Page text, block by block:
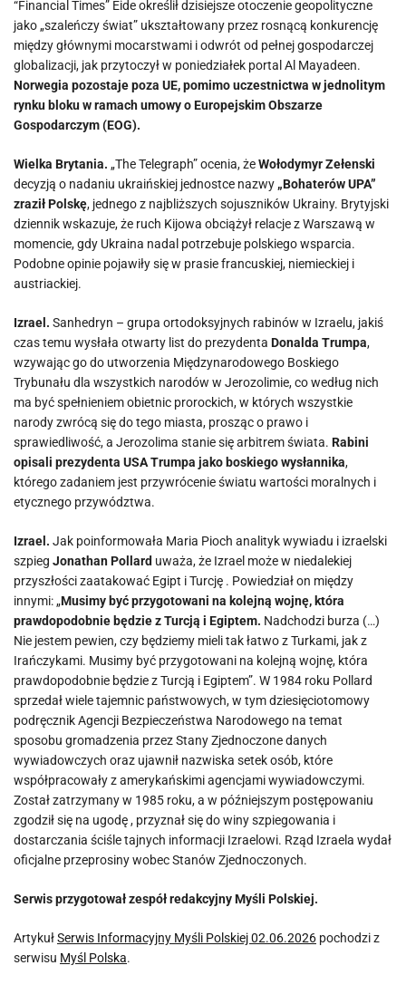
“Financial Times” Eide określił dzisiejsze otoczenie geopolityczne
jako „szaleńczy świat” ukształtowany przez rosnącą konkurencję
między głównymi mocarstwami i odwrót od pełnej gospodarczej
globalizacji, jak przytoczył w poniedziałek portal Al Mayadeen.
Norwegia pozostaje poza UE, pomimo uczestnictwa w jednolitym
rynku bloku w ramach umowy o Europejskim Obszarze
Gospodarczym (EOG).
Wielka Brytania. „The Telegraph” ocenia, żeWołodymyr Zełenski
decyzją o nadaniu ukraińskiej jednostce nazwy „Bohaterów UPA”
zraził Polskę, jednego z najbliższych sojuszników Ukrainy. Brytyjski
dziennik wskazuje, że ruch Kijowa obciążył relacje z Warszawą w
momencie, gdy Ukraina nadal potrzebuje polskiego wsparcia.
Podobne opinie pojawiły się w prasie francuskiej, niemieckiej i
austriackiej.
Izrael. Sanhedryn – grupa ortodoksyjnych rabinów w Izraelu, jakiś
czas temu wysłała otwarty list do prezydenta Donalda Trumpa,
wzywając go do utworzenia Międzynarodowego Boskiego
Trybunału dla wszystkich narodów w Jerozolimie, co według nich
ma być spełnieniem obietnic prorockich, w których wszystkie
narody zwrócą się do tego miasta, prosząc o prawo i
sprawiedliwość, a Jerozolima stanie się arbitrem świata. Rabini
opisali prezydenta USA Trumpa jako boskiego wysłannika,
którego zadaniem jest przywrócenie światu wartości moralnych i
etycznego przywództwa.
Izrael. Jak poinformowała Maria Pioch analityk wywiadu i izraelski
szpieg Jonathan Pollard uważa, że Izrael może w niedalekiej
przyszłości zaatakować Egipt i Turcję . Powiedział on między
innymi: „Musimy być przygotowani na kolejną wojnę, która
prawdopodobnie będzie z Turcją i Egiptem. Nadchodzi burza (…)
Nie jestem pewien, czy będziemy mieli tak łatwo z Turkami, jak z
Irańczykami. Musimy być przygotowani na kolejną wojnę, która
prawdopodobnie będzie z Turcją i Egiptem”. W 1984 roku Pollard
sprzedał wiele tajemnic państwowych, w tym dziesięciotomowy
podręcznik Agencji Bezpieczeństwa Narodowego na temat
sposobu gromadzenia przez Stany Zjednoczone danych
wywiadowczych oraz ujawnił nazwiska setek osób, które
współpracowały z amerykańskimi agencjami wywiadowczymi.
Został zatrzymany w 1985 roku, a w późniejszym postępowaniu
zgodził się na ugodę , przyznał się do winy szpiegowania i
dostarczania ściśle tajnych informacji Izraelowi. Rząd Izraela wydał
oficjalne przeprosiny wobec Stanów Zjednoczonych.
Serwis przygotował zespół redakcyjny Myśli Polskiej.
ArtykułSerwis Informacyjny Myśli Polskiej 02.06.2026 pochodzi z
serwisu Myśl Polska.